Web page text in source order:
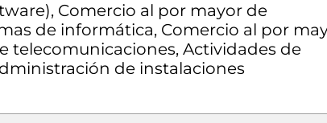
Comercio al por mayor de
de informática, Comercio al por
telecomunicaciones, Actividades de
de instalaciones